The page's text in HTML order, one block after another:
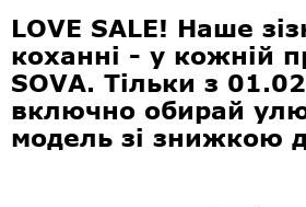
LOVE SALE! Наше
коханні - у кожній
SOVA. Тільки з
включно обирай
модель зі знижкою